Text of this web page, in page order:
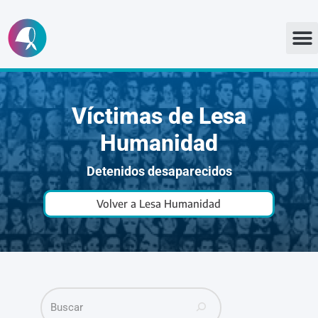
Ir
al
contenido
Víctimas de Lesa
Humanidad
Detenidos desaparecidos
Volver a Lesa Humanidad